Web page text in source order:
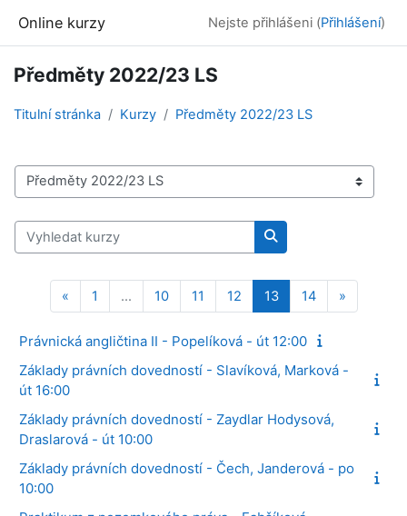
Online kurzy Nejste přihlášeni (Přihlášení)
Předměty 2022/23 LS
Titulní stránka Kurzy Předměty 2022/23 LS
Kategorie kurzů
Vyhledat kurzy
Vyhledat kurzy
«Předchozí stránka
1 Stránka 1
… 10Stránka 10
11 Stránka 11
12Stránka 12
13Stránka 13
14Stránka 14
»Další
Právnická angličtina II - Popelíková - út 12:00
Základy právních dovedností - Slavíková, Marková -
út 16:00
Základy právních dovedností - Zaydlar Hodysová,
Draslarová - út 10:00
Základy právních dovedností - Čech, Janderová - po
10:00